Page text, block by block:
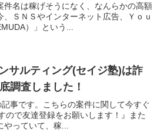
名は稼げそうになく、なんらかの高額
ＳＮＳやインターネット広告、Ｙｏｕ
）」という...
サルティング(セイジ塾)は詐
調査しました！
事です。こちらの案件に関して今すぐ
ので友達登録をお願いします！』また
やっていて、稼...